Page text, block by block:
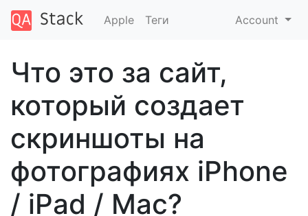
Apple Теги Account
Что это за сайт,
который создает
скриншоты на
фотографиях iPhone
/ iPad / Mac?